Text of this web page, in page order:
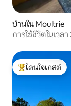
บ้านใน Moultrie
การใช้ชีวิตในเวลา
โดนใจเกสต์ที่สุด
โดนใจเกสต์